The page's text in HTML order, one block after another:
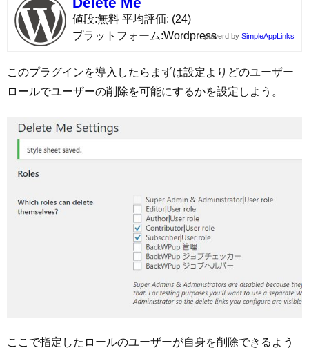
値段 無料 平均評価 (24)
プラットフォーム Wordpresspowerd by SimpleAppLinks
このプラグインを導入したらまずは設定よりどのユーザー
ロールでユーザーの削除を可能にするかを設定しよう。
ここで指定したロールのユーザーが自身を削除できるよう